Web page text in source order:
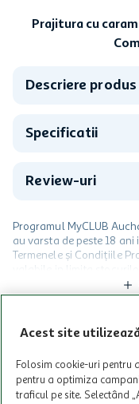
Prajitura cu
Descriere produs
Specificatii
Review-uri
Programul MyCLUB
au varsta de peste 18
Termenele și Condițiile
valabile in limita
limita a 12 unitati / card
Cardul poate fi utilizat
participante și pentru
nu poate fi utilizat in
care aceste este
intretineri sau reparatii
Acest site
Folosim cookie-uri pentru
pentru a optimiza
traficul pe site. Selectând